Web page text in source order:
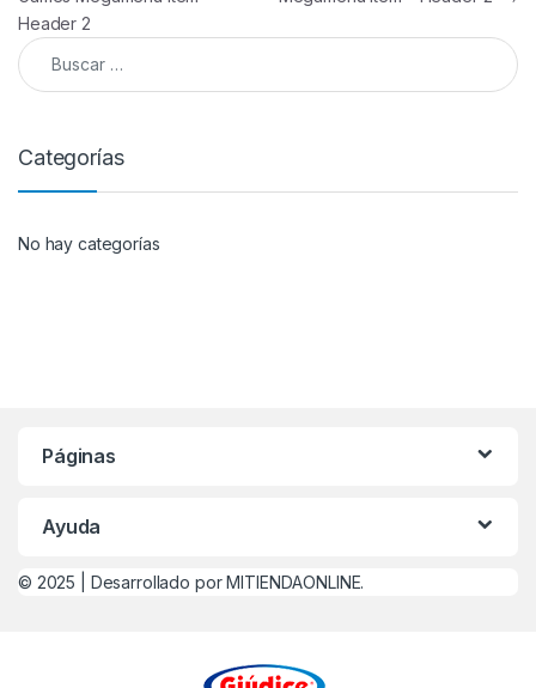
Header 2
Buscar:
Categorías
No hay categorías
Páginas
Ayuda
© 2025 | Desarrollado por MITIENDAONLINE.